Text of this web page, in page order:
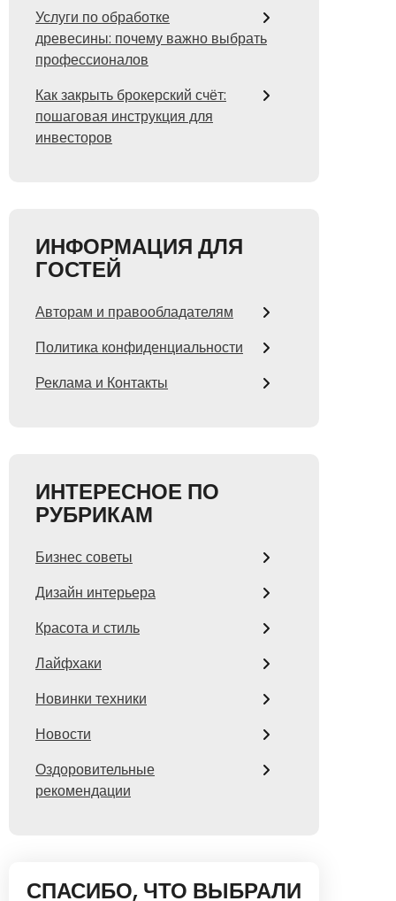
Услуги по обработке
древесины: почему важно выбрать
профессионалов
Как закрыть брокерский счёт:
пошаговая инструкция для
инвесторов
ИНФОРМАЦИЯ ДЛЯ
ГОСТЕЙ
Авторам и правообладателям
Политика конфиденциальности
Реклама и Контакты
ИНТЕРЕСНОЕ ПО
РУБРИКАМ
Бизнес советы
Дизайн интерьера
Красота и стиль
Лайфхаки
Новинки техники
Новости
Оздоровительные
рекомендации
СПАСИБО, ЧТО ВЫБРАЛИ